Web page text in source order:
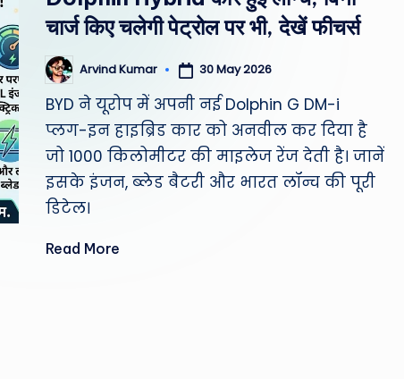
st
e
a
th
चार्ज किए चलेगी पेट्रोल पर भी, देखें फीचर्स
Posted
by
Arvind Kumar 30 May 2026
BYD ने यूरोप में अपनी नई Dolphin G DM-i
प्लग-इन हाइब्रिड कार को अनवील कर दिया है
जो 1000 किलोमीटर की माइलेज रेंज देती है। जानें
इसके इंजन, ब्लेड बैटरी और भारत लॉन्च की पूरी
डिटेल।
Read More